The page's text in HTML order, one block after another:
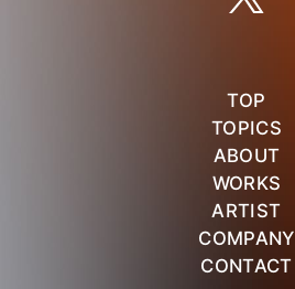
TOP
TOPICS
ABOUT
WORKS
ARTIST
COMPANY
CONTACT